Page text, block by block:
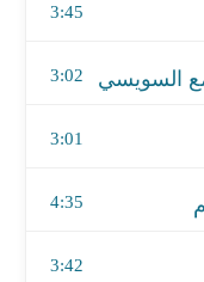
3:45
3:02
3:01
4:35
3:42